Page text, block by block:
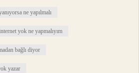
ne yapılmalı
yok ne yapmalıyım
bağlı diyor
yazar